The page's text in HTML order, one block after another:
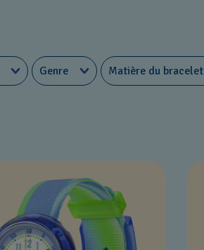
Genre Matière du bracelet